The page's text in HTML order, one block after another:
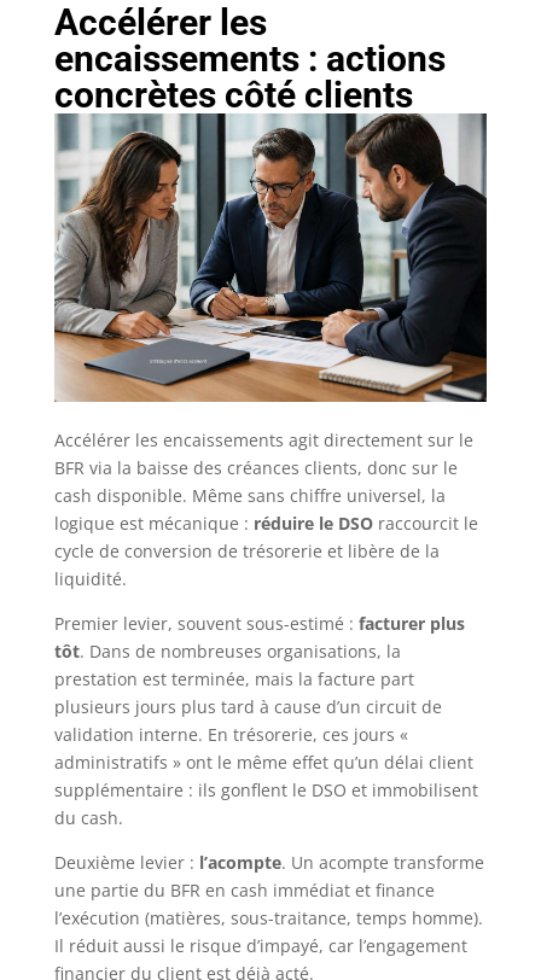
Accélérer les
encaissements : actions
concrètes côté clients
Accélérer les encaissements agit directement sur le
BFR via la baisse des créances clients, donc sur le
cash disponible. Même sans chiffre universel, la
logique est mécanique : réduire le DSOraccourcit le
cycle de conversion de trésorerie et libère de la
liquidité.
Premier levier, souvent sous-estimé : facturer plus
tôt. Dans de nombreuses organisations, la
prestation est terminée, mais la facture part
plusieurs jours plus tard à cause d’un circuit de
validation interne. En trésorerie, ces jours «
administratifs » ont le même effet qu’un délai client
supplémentaire : ils gonflent le DSO et immobilisent
du cash.
Deuxième levier : l’acompte. Un acompte transforme
une partie du BFR en cash immédiat et finance
l’exécution (matières, sous-traitance, temps homme).
Il réduit aussi le risque d’impayé, car l’engagement
financier du client est déjà acté.